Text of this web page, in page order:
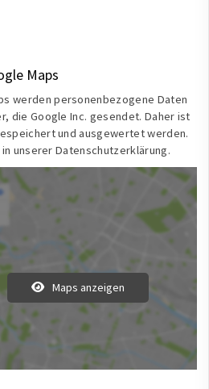
Maps
werden personenbezogene Daten
die Google Inc. gesendet. Daher ist
und ausgewertet werden.
unserer Datenschutzerklärung.
Maps anzeigen